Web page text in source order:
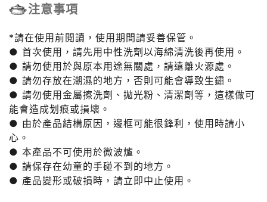
注意事項
*請在使用前閱讀，使用期間請妥善保管。
● 首次使用，請先用中性洗劑以海綿清洗後再使用。
● 請勿使用於與原本用途無關處，請遠離火源處。
● 請勿存放在潮濕的地方，否則可能會導致生鏽。
● 請勿使用金屬擦洗劑、拋光粉、清潔劑等，這樣做可
能會造成划痕或損壞。
● 由於產品結構原因，邊框可能很鋒利，使用時請小
心。
● 本產品不可使用於微波爐。
● 請保存在幼童的手碰不到的地方。
● 產品變形或破損時，請立即中止使用。